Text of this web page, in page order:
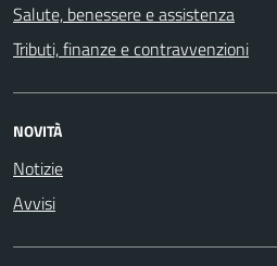
Salute, benessere e assistenza
Tributi, finanze e contravvenzioni
NOVITÀ
Notizie
Avvisi